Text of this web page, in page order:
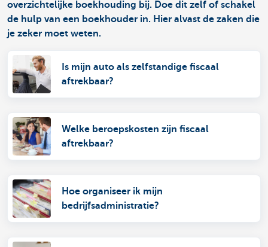
overzichtelijke boekhouding bij. Doe dit zelf of schakel
de hulp van een boekhouder in. Hier alvast de zaken die
je zeker moet weten.
Is mijn auto als zelfstandige fiscaal
aftrekbaar?
Welke beroepskosten zijn fiscaal
aftrekbaar?
Hoe organiseer ik mijn
bedrijfsadministratie?